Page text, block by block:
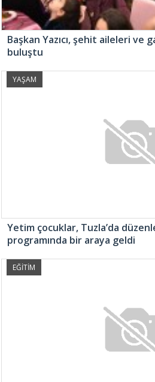
Başkan Yazıcı, şehit aileleri ve
buluştu
YAŞAM
Yetim çocuklar, Tuzla’da
programında bir araya geldi
EĞİTİM